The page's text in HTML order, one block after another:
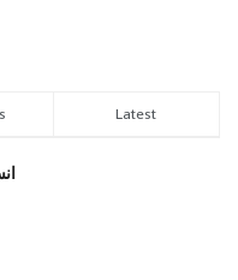
Latest